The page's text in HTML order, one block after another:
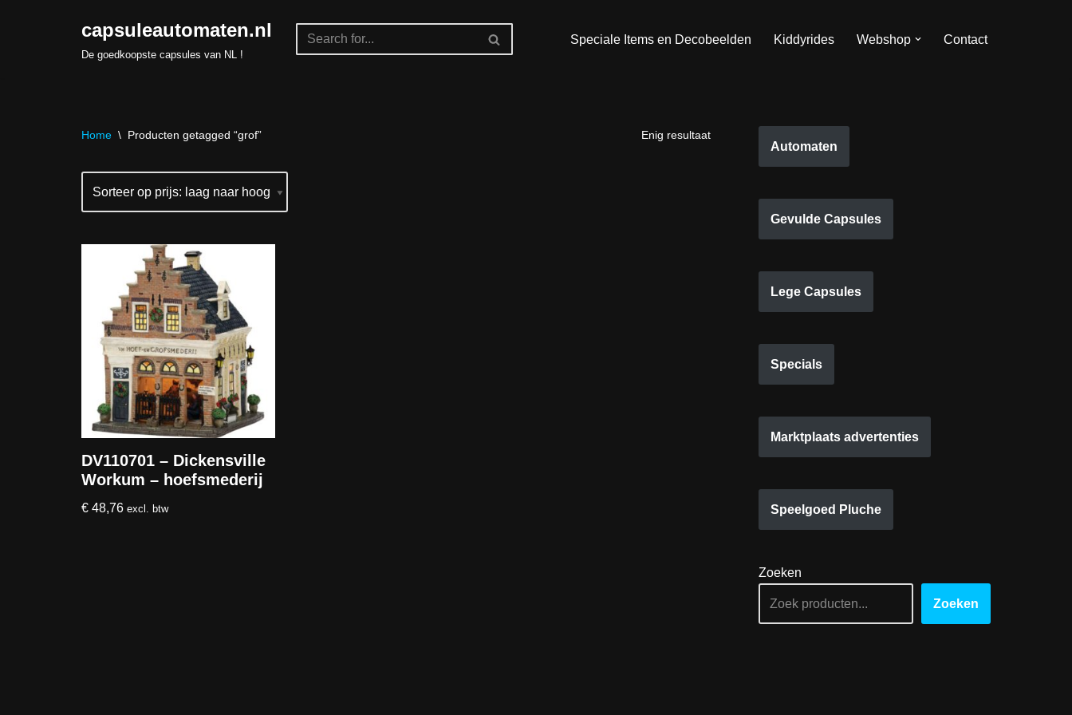
capsuleautomaten.nl
De goedkoopste capsules van NL !
Speciale Items en Decobeelden Kiddyrides Webshop Contact
Home \ Producten getagged “grof” Enig resultaat
DV110701 – Dickensville
Workum – hoefsmederij
€ 48,76 excl. btw
Automaten
Gevulde Capsules
Lege Capsules
Specials
Marktplaats advertenties
Speelgoed Pluche
Zoeken
Zoeken